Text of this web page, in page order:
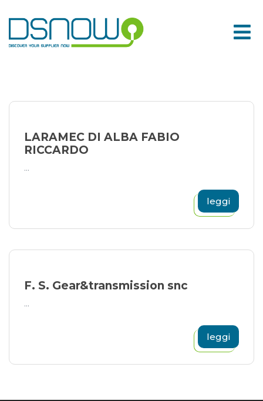
to
content
LARAMEC DI ALBA FABIO
RICCARDO
...
leggi
F. S. Gear&transmission snc
...
leggi